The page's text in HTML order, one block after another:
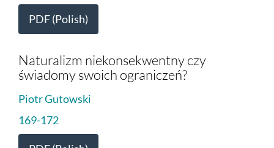
PDF (Polish)
Naturalizm niekonsekwentny czy
świadomy swoich ograniczeń?
Piotr Gutowski
169-172